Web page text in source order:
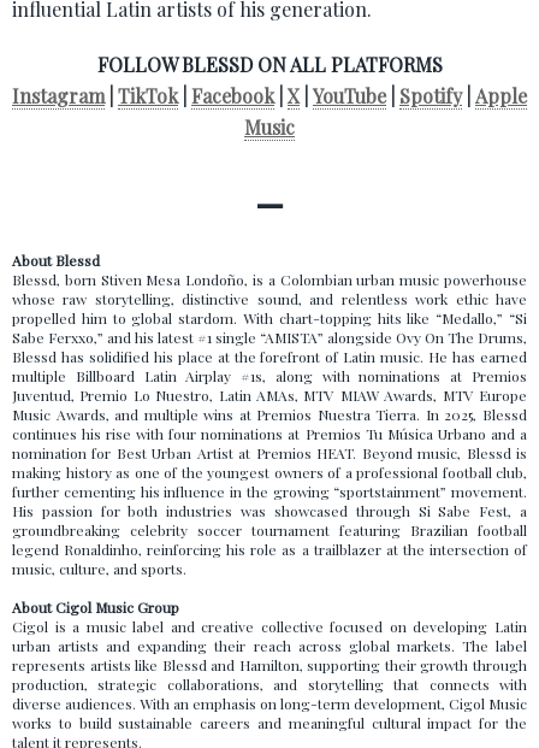
influential Latin artists of his generation.
FOLLOW BLESSD ON ALL PLATFORMS
Instagram TikTok Facebook X YouTube| Spotify Apple
Music
—
About Blessd
Blessd, born Stiven Mesa Londoño, is a Colombian urban music powerhouse
whose raw storytelling, distinctive sound, and relentless work ethic have
propelled him to global stardom. With chart-topping hits like “Medallo,” “Si
Sabe Ferxxo,” and his latest #1 single “AMISTA” alongside Ovy On The Drums,
Blessd has solidified his place at the forefront of Latin music. He has earned
multiple Billboard Latin Airplay #1s, along with nominations at Premios
Juventud, Premio Lo Nuestro, Latin AMAs, MTV MIAW Awards, MTV Europe
Music Awards, and multiple wins at Premios Nuestra Tierra. In 2025, Blessd
continues his rise with four nominations at Premios Tu Música Urbano and a
nomination for Best Urban Artist at Premios HEAT. Beyond music, Blessd is
making history as one of the youngest owners of a professional football club,
further cementing his influence in the growing “sportstainment” movement.
His passion for both industries was showcased through Si Sabe Fest, a
groundbreaking celebrity soccer tournament featuring Brazilian football
legend Ronaldinho, reinforcing his role as a trailblazer at the intersection of
music, culture, and sports.
About Cigol Music Group
Cigol is a music label and creative collective focused on developing Latin
urban artists and expanding their reach across global markets. The label
represents artists like Blessd and Hamilton, supporting their growth through
production, strategic collaborations, and storytelling that connects with
diverse audiences. With an emphasis on long-term development, Cigol Music
works to build sustainable careers and meaningful cultural impact for the
talent it represents.